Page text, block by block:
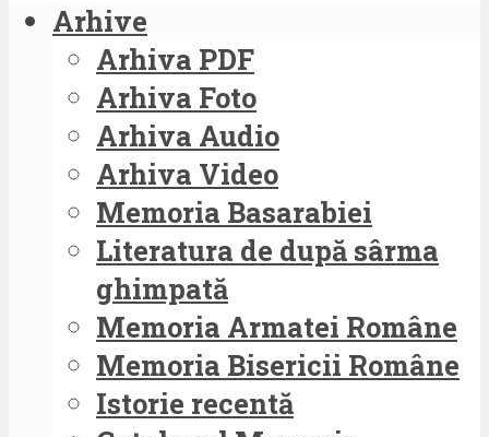
Arhive
Arhiva PDF
Arhiva Foto
Arhiva Audio
Arhiva Video
Memoria Basarabiei
Literatura de după sârma
ghimpată
Memoria Armatei Române
Memoria Bisericii Române
Istorie recentă